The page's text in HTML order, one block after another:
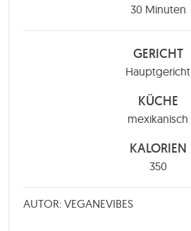
30Minuten
Minuten
GERICHT
Hauptgericht
KÜCHE
mexikanisch
KALORIEN
350
AUTOR: VEGANEVIBES